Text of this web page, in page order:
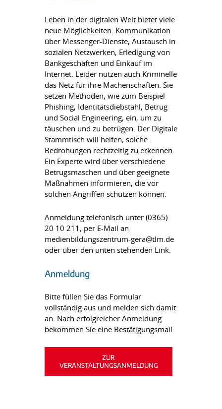
Leben in der digitalen Welt bietet viele
neue Möglichkeiten: Kommunikation
über Messenger-Dienste, Austausch in
sozialen Netzwerken, Erledigung von
Bankgeschäften und Einkauf im
Internet. Leider nutzen auch Kriminelle
das Netz für ihre Machenschaften. Sie
setzen Methoden, wie zum Beispiel
Phishing, Identitätsdiebstahl, Betrug
und Social Engineering, ein, um zu
täuschen und zu betrügen. Der Digitale
Stammtisch will helfen, solche
Bedrohungen rechtzeitig zu erkennen.
Ein Experte wird über verschiedene
Betrugsmaschen und über geeignete
Maßnahmen informieren, die vor
solchen Angriffen schützen können.
Anmeldung telefonisch unter (0365)
20 10 211, per E-Mail an
medienbildungszentrum-gera@tlm.de
oder über den unten stehenden Link.
Anmeldung
Bitte füllen Sie das Formular
vollständig aus und melden sich damit
an. Nach erfolgreicher Anmeldung
bekommen Sie eine Bestätigungsmail.
ZUR
VERANSTALTUNGSANMELDUNG